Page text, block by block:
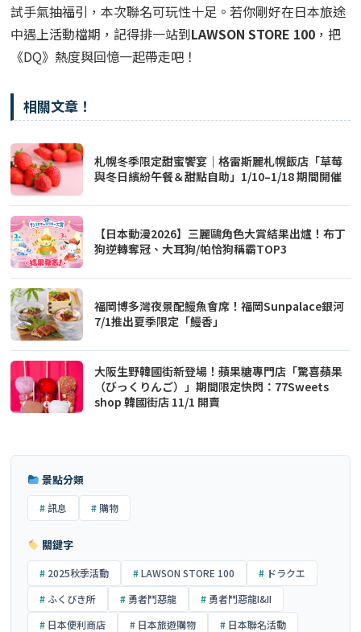
試手氣抽福引，本次聯名可玩性十足。若你剛好在日本旅途
中遇上活動檔期，記得排一站到LAWSON STORE 100 ，把
《DQ》熱度與回憶一起帶走吧！
相關文章！
札幌冬季限定甜蜜饗宴｜格雷斯麗札幌飯店「草莓
與冬日繽紛午餐＆甜點自助」1/10–1/18 期間開催
【日本動漫2026】三麗鷗角色大賞結果出爐！布丁
狗逆轉奪冠、大耳狗/帕恰狗稱霸TOP3
福岡博多灣夜景配鰻魚會席！福岡Sunpalace銀河
7/1推出夏季限定「鰻香」
大阪生野韓國街新登場！蘋果糖專門店「驚喜蘋果
（びっくりんご）」期間限定快閃：77Sweets
shop 韓國街店 11/1 開賣
景點分類
訊息 購物
關鍵字
2025秋季活動 LAWSON STORE 100
ドラクエ
ふくびき所
勇者鬥惡龍
勇者鬥惡龍I&II
日本便利商店
日本旅遊購物
日本聯名活動